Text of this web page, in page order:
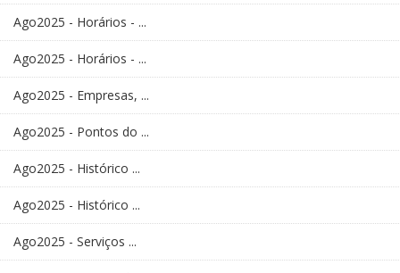
Ago2025 - Horários - ...
Ago2025 - Horários - ...
Ago2025 - Empresas, ...
Ago2025 - Pontos do ...
Ago2025 - Histórico ...
Ago2025 - Histórico ...
Ago2025 - Serviços ...